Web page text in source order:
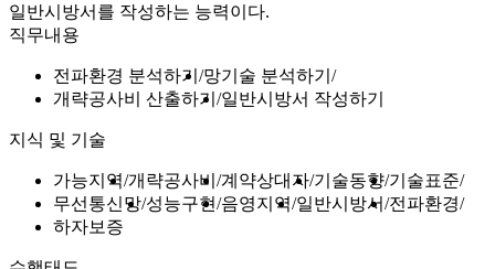
일반시방서를 작성하는 능력이다.
직무내용
전파환경 분석하기
망기술 분석하기
개략공사비 산출하기
일반시방서 작성하기
지식 및 기술
가능지역 개략공사비 계약상대자 기술동향 기술표준
무선통신망 성능구현 음영지역 일반시방서 전파환경
하자보증